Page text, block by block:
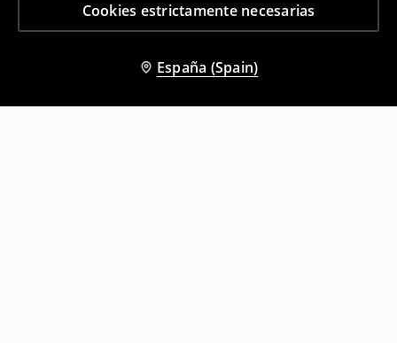
Cookies estrictamente necesarias
España (Spain)